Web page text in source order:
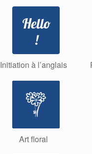
Initiation à l’anglais
Art floral